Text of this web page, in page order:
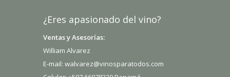
¿Eres apasionado del vino?
Ventas y Asesorías:
William Alvarez
E-mail: walvarez@vinosparatodos.com